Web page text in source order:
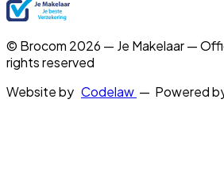
© Brocom 2026 — Je Makelaar —
rights reserved
Website by Codelaw — Powered